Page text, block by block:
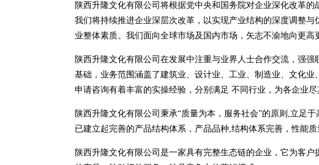
陕西升隆文化有限公司将根据党中央和国务院对企业深化改革
我们将持续推进企业深层次改革，以实现产业结构的深度调整
业整体素质。我们面向全球市场及国内市场，矢志不渝地向更高
陕西升隆文化有限公司在发展中注重与业界人士合作交流，强
基础，业务范围涵盖了建筑业、设计业、工业、制造业、文化
申请咨询有着丰富的实操经验，分别满足 不同行业，为各企业
陕西升隆文化有限公司秉承“质量为本，服务社会”的原则,立足
已建立起完善的产品结构体系，产品品种,结构体系完善，性能质
陕西升隆文化有限公司是一家具有完整生态链的企业，它为客